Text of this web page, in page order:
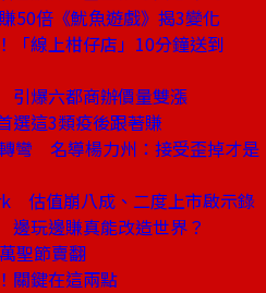
倍《魷魚遊戲》揭3變化
「線上柑仔店」10分鐘送到
爆六都商辦價量雙漲
選這3類疫後跟著賺
彎 名導楊力州：接受歪掉才是
估值崩八成、二度上市啟示錄
玩邊賺真能改造世界？
聖節賣翻
關鍵在這兩點